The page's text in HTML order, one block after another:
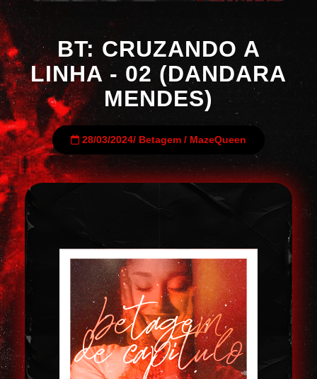
BT: CRUZANDO A
LINHA - 02 (DANDARA
MENDES)
28/03/2024/ Betagem / MazeQueen